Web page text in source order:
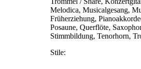
Melodica, Musicalgesang,
Früherziehung,
Posaune, Querflöte,
Stimmbildung, Tenorhorn,
Stile: